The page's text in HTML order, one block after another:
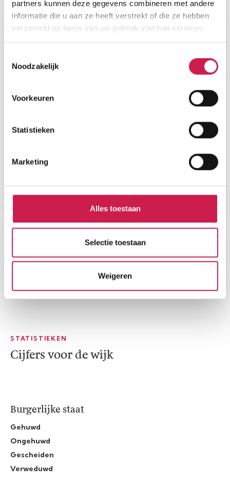
partners kunnen deze gegevens combineren met andere
informatie die u aan ze heeft verstrekt of die ze hebben
verzameld op basis van uw gebruik van hun services.
Noodzakelijk
Voorkeuren
Statistieken
Marketing
Alles toestaan
Selectie toestaan
Weigeren
Plattegronden
STATISTIEKEN
Cijfers voor de wijk
Burgerlijke staat
Gehuwd
Ongehuwd
Gescheiden
Verweduwd